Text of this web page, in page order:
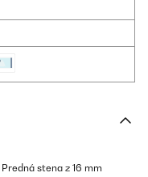
Predná stena z 16 mm